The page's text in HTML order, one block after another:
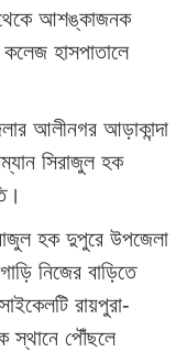
থেকে আশঙ্কাজনক
হাসপাতালে
আলীনগর আড়াকান্দা
সিরাজুল হক
হক দুপুরে উপজেলা
নিজের বাড়িতে
রায়পুরা-
স্থানে পৌঁছলে